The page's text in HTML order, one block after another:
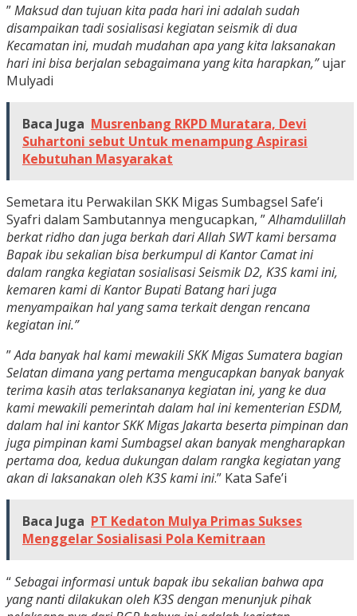
”Maksud dan tujuan kita pada hari ini adalah sudah
disampaikan tadi sosialisasi kegiatan seismik di dua
Kecamatan ini, mudah mudahan apa yang kita laksanakan
hari ini bisa berjalan sebagaimana yang kita harapkan,”ujar
Mulyadi
Baca Juga Musrenbang RKPD Muratara, Devi
Suhartoni sebut Untuk menampung Aspirasi
Kebutuhan Masyarakat
Semetara itu Perwakilan SKK Migas Sumbagsel Safe’i
Syafri dalam Sambutannya mengucapkan, ”Alhamdulillah
berkat ridho dan juga berkah dari Allah SWT kami bersama
Bapak ibu sekalian bisa berkumpul di Kantor Camat ini
dalam rangka kegiatan sosialisasi Seismik D2, K3S kami ini,
kemaren kami di Kantor Bupati Batang hari juga
menyampaikan hal yang sama terkait dengan rencana
kegiatan ini.”
”Ada banyak hal kami mewakili SKK Migas Sumatera bagian
Selatan dimana yang pertama mengucapkan banyak banyak
terima kasih atas terlaksananya kegiatan ini, yang ke dua
kami mewakili pemerintah dalam hal ini kementerian ESDM,
dalam hal ini kantor SKK Migas Jakarta beserta pimpinan dan
juga pimpinan kami Sumbagsel akan banyak mengharapkan
pertama doa, kedua dukungan dalam rangka kegiatan yang
akan di laksanakan oleh K3S kami ini.” Kata Safe’i
Baca Juga PT Kedaton Mulya Primas Sukses
Menggelar Sosialisasi Pola Kemitraan
“Sebagai informasi untuk bapak ibu sekalian bahwa apa
yang nanti dilakukan oleh K3S dengan menunjuk pihak